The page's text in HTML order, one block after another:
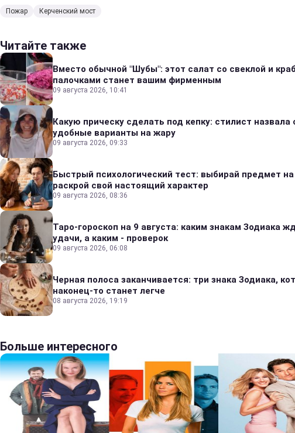
Пожар Керченский мост
Читайте также
Вместо обычной "Шубы": этот салат со свеклой и
палочками станет вашим фирменным
09 августа 2026, 10:41
Какую прическу сделать под кепку: стилист назвала
удобные варианты на жару
09 августа 2026, 09:33
Быстрый психологический тест: выбирай предмет
раскрой свой настоящий характер
09 августа 2026, 08:36
Таро-гороскоп на 9 августа: каким знакам Зодиака
удачи, а каким - проверок
09 августа 2026, 06:08
Черная полоса заканчивается: три знака Зодиака,
наконец-то станет легче
08 августа 2026, 19:19
Больше интересного